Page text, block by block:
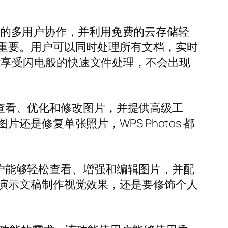
多用户协作，并利用免费的云存储轻
要。用户可以同时处理所有文档，实时
受闪电般的快速文件处理，不会出现
、优化和修改图片，并提供高级工
还是修复单张照片，WPS Photos 都
够轻松查看、增强和编辑图片，并配
示文稿制作视觉效果，还是要修饰个人